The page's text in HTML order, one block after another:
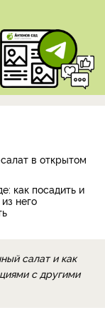
в открытом
как посадить и
него
салат и как
с другими